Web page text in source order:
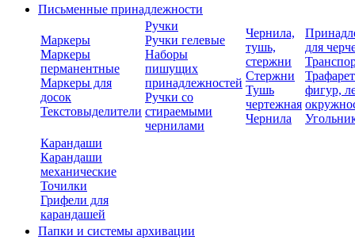
Письменные принадлежности
Маркеры
Маркеры
перманентные
Маркеры для
досок
Текстовыделители
Ручки
Ручки гелевые
Наборы
пишущих
принадлежностей
Ручки со
стираемыми
чернилами
Чернила,
тушь,
стержни
Стержни
Тушь
чертежная
Чернила
для
фигур,
Карандаши
Карандаши
механические
Точилки
Грифели для
карандашей
Папки и системы архивации